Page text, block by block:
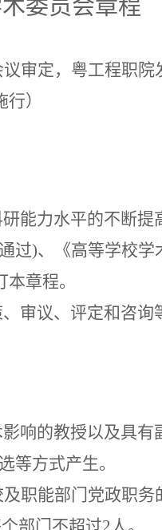
委员会章程
审定， 粤工程职院
）
能力水平的不断提
过)、《高等学校学
章程。
审议、评定和咨询
响的教授以及具有
等方式产生。
职能部门党政职
部门不超过2人。